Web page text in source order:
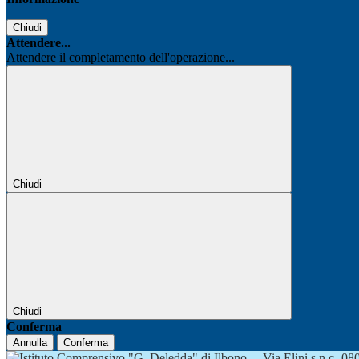
Chiudi
Attendere...
Attendere il completamento dell'operazione...
Chiudi
Chiudi
Conferma
Annulla Conferma